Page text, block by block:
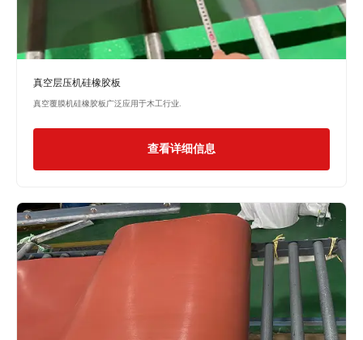
真空层压机硅橡胶板
真空覆膜机硅橡胶板广泛应用于木工行业.
查看详细信息